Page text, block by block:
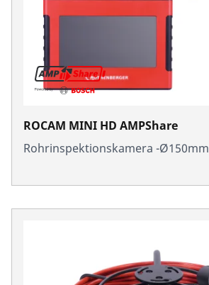
ROCAM MINI HD AMPShare
Rohrinspektionskamera -Ø150mm